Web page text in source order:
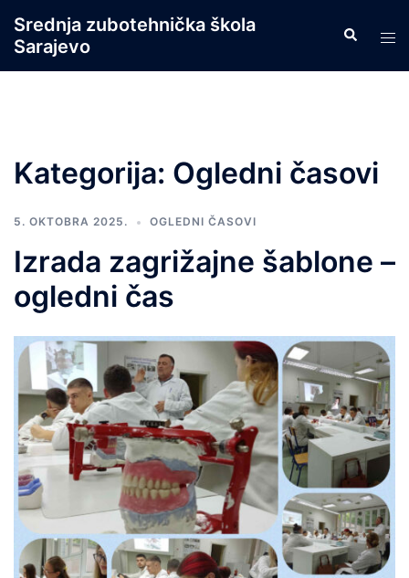
content
Srednja zubotehnička škola
Sarajevo
Search
Kategorija: Ogledni časovi
5. OKTOBRA 2025. OGLEDNI ČASOVI
Izrada zagrižajne šablone –
ogledni čas